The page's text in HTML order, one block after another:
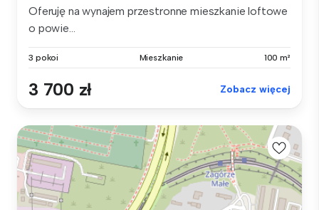
Oferuję na wynajem przestronne mieszkanie loftowe
o powie...
3 pokoi Mieszkanie 100 m²
3 700 zł Zobacz więcej